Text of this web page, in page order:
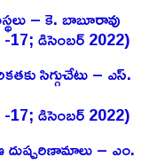
– కె. బాబూరావు
17; డిసెంబర్ 2022)
సిగ్గుచేటు – ఎస్‌.
17; డిసెంబర్ 2022)
దుష్పరిణామాలు – ఎం.